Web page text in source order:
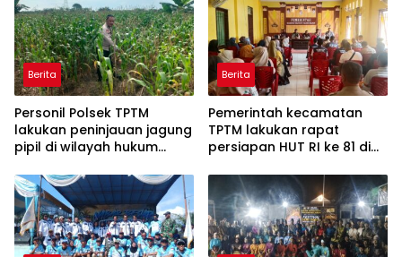
Berita
Personil Polsek TPTM
lakukan peninjauan jagung
pipil di wilayah hukum
Berita
Pemerintah kecamatan
TPTM lakukan rapat
persiapan HUT RI ke 81 di